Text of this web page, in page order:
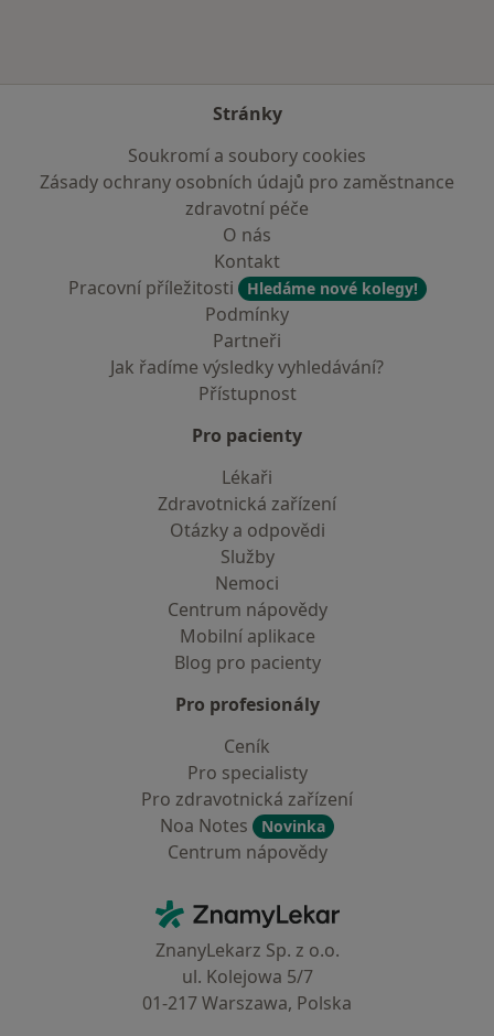
Stránky
Soukromí a soubory cookies
Zásady ochrany osobních údajů pro zaměstnance
zdravotní péče
O nás
Kontakt
Pracovní příležitosti
Hledáme nové kolegy!
Podmínky
Partneři
Jak řadíme výsledky vyhledávání?
Přístupnost
Pro pacienty
Lékaři
Zdravotnická zařízení
Otázky a odpovědi
Služby
Nemoci
Centrum nápovědy
Mobilní aplikace
Blog pro pacienty
Pro profesionály
Ceník
Pro specialisty
Pro zdravotnická zařízení
Noa Notes
Novinka
Centrum nápovědy
ZnamyLekar - Hlavní stránka
ZnanyLekarz Sp. z o.o.
ul. Kolejowa 5/7
01-217 Warszawa, Polska